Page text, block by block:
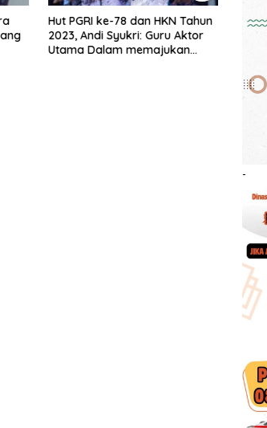
Hut PGRI ke-78 dan HKN Tahun
2023, Andi Syukri: Guru Aktor
Utama Dalam memajukan
-